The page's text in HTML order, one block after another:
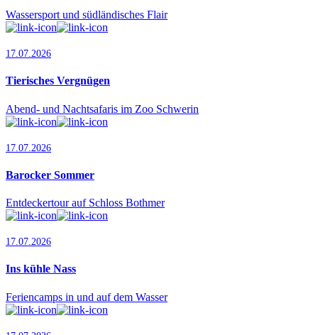
Wassersport und südländisches Flair
17.07.2026
Tierisches Vergnügen
Abend- und Nachtsafaris im Zoo Schwerin
17.07.2026
Barocker Sommer
Entdeckertour auf Schloss Bothmer
17.07.2026
Ins kühle Nass
Feriencamps in und auf dem Wasser